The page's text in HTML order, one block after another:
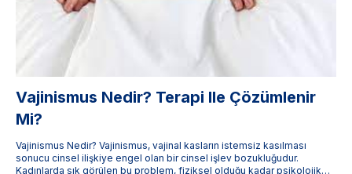
Vajinismus Nedir? Terapi Ile Çözümlenir
Mi?
Vajinismus Nedir? Vajinismus, vajinal kasların istemsiz kasılması
sonucu cinsel ilişkiye engel olan bir cinsel işlev bozukluğudur.
Kadınlarda sık görülen bu problem, fiziksel olduğu kadar psikolojik